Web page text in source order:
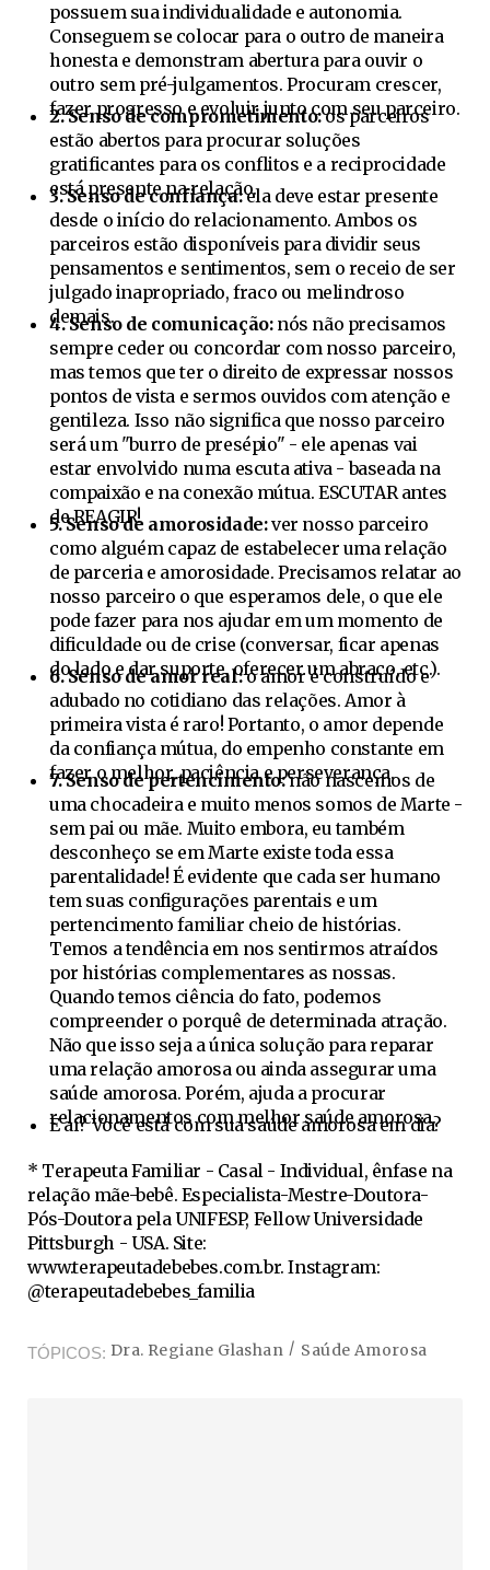
possuem sua individualidade e autonomia.
Conseguem se colocar para o outro de maneira
honesta e demonstram abertura para ouvir o
outro sem pré-julgamentos. Procuram crescer,
fazer progresso e evoluir junto com seu parceiro.
2. Senso de comprometimento:os parceiros
estão abertos para procurar soluções
gratificantes para os conflitos e a reciprocidade
está presente na relação.
3. Senso de confiança:ela deve estar presente
desde o início do relacionamento. Ambos os
parceiros estão disponíveis para dividir seus
pensamentos e sentimentos, sem o receio de ser
julgado inapropriado, fraco ou melindroso
demais.
4. Senso de comunicação:nós não precisamos
sempre ceder ou concordar com nosso parceiro,
mas temos que ter o direito de expressar nossos
pontos de vista e sermos ouvidos com atenção e
gentileza. Isso não significa que nosso parceiro
será um "burro de presépio" - ele apenas vai
estar envolvido numa escuta ativa - baseada na
compaixão e na conexão mútua. ESCUTAR antes
de REAGIR!
5. Senso de amorosidade:ver nosso parceiro
como alguém capaz de estabelecer uma relação
de parceria e amorosidade. Precisamos relatar ao
nosso parceiro o que esperamos dele, o que ele
pode fazer para nos ajudar em um momento de
dificuldade ou de crise (conversar, ficar apenas
do lado e dar suporte, oferecer um abraço, etc.).
6. Senso de amor real:o amor é construído e
adubado no cotidiano das relações. Amor à
primeira vista é raro! Portanto, o amor depende
da confiança mútua, do empenho constante em
fazer o melhor, paciência e perseverança.
7. Senso de pertencimento:não nascemos de
uma chocadeira e muito menos somos de Marte -
sem pai ou mãe. Muito embora, eu também
desconheço se em Marte existe toda essa
parentalidade! É evidente que cada ser humano
tem suas configurações parentais e um
pertencimento familiar cheio de histórias.
Temos a tendência em nos sentirmos atraídos
por histórias complementares as nossas.
Quando temos ciência do fato, podemos
compreender o porquê de determinada atração.
Não que isso seja a única solução para reparar
uma relação amorosa ou ainda assegurar uma
saúde amorosa. Porém, ajuda a procurar
relacionamentos com melhor saúde amorosa.
E aí? Você está com sua saúde amorosa em dia?
* Terapeuta Familiar - Casal - Individual, ênfase na
relação mãe-bebê. Especialista-Mestre-Doutora-
Pós-Doutora pela UNIFESP, Fellow Universidade
Pittsburgh - USA. Site:
www.terapeutadebebes.com.br. Instagram:
@terapeutadebebes_familia
TÓPICOS Dra. Regiane Glashan Saúde Amorosa